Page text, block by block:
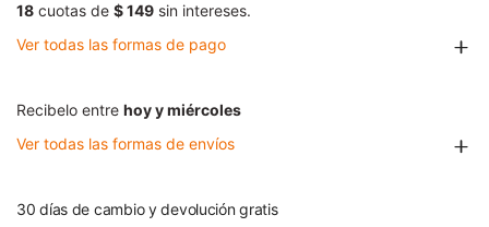
18 cuotas de $ 149 sin intereses.
Ver todas las formas de pago
Recibelo entre hoy y miércoles
Ver todas las formas de envíos
30 días de cambio y devolución gratis